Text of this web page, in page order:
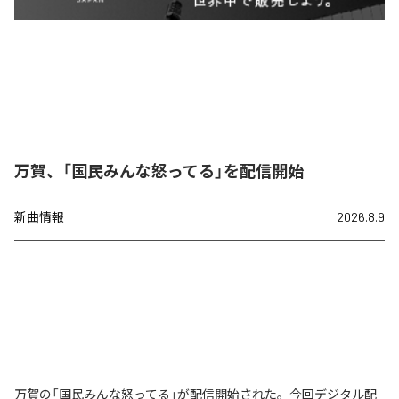
万賀、「国民みんな怒ってる」を配信開始
新曲情報 2026.8.9
万賀の「国民みんな怒ってる」が配信開始された。今回デジタル配